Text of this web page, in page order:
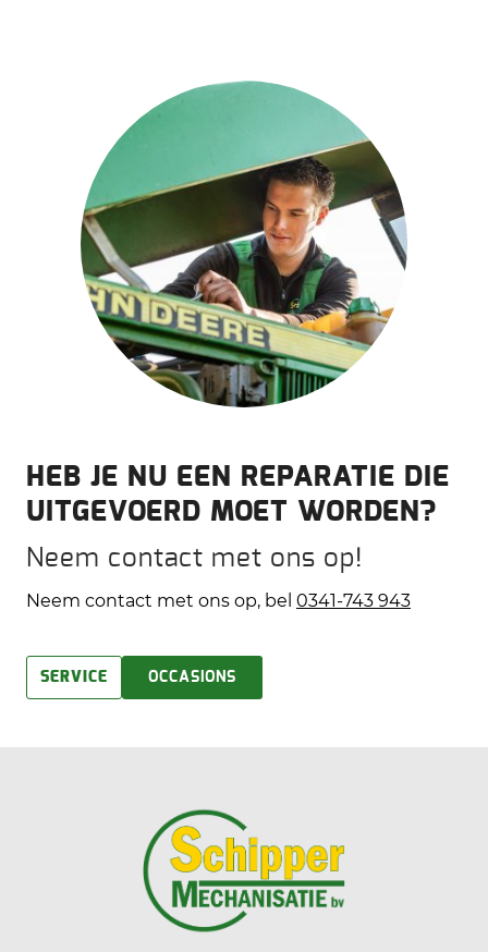
HEB JE NU EEN REPARATIE DIE
UITGEVOERD MOET WORDEN?
Neem contact met ons op!
Neem contact met ons op, bel 0341-743 943
SERVICE OCCASIONS